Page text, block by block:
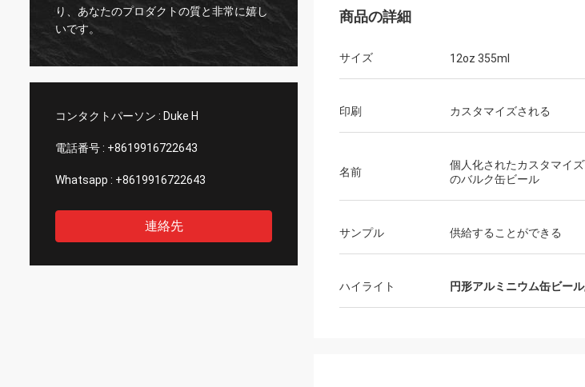
なたのプロダクトの質と非常に嬉し
ービス、私達は契約を保ち、あなたとのよ
り多くのビジネスをします!
コンタクトパーソン : Duke H
電話番号 : +8619916722643
Whatsapp : +8619916722643
連絡先
商品の詳細
サイズ 12oz 355ml
印刷 カスタマイズされる
名前
個人化されたカスタマイ
のバルク缶ビール
サンプル 供給することができる
ハイライト 円形アルミニウム缶ビール,